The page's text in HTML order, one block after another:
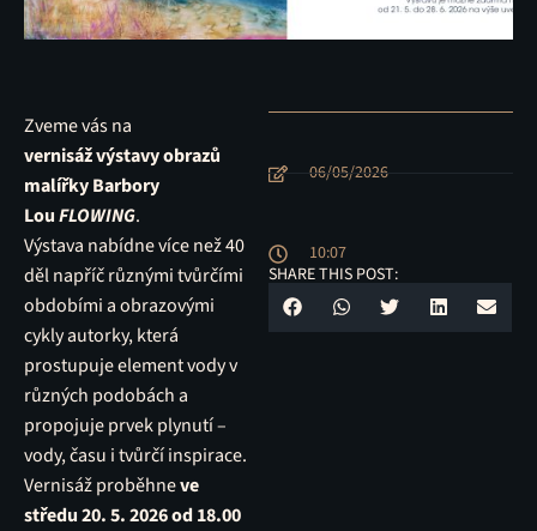
06/05/2026
10:07
SHARE THIS POST:
Zveme vás na
vernisáž výstavy obrazů
malířky Barbory
LouFLOWING.
Výstava nabídne více než 40
děl napříč různými tvůrčími
obdobími a obrazovými
cykly autorky, která
prostupuje element vody v
různých podobách a
propojuje prvek plynutí –
vody, času i tvůrčí inspirace.
Vernisáž proběhneve
středu 20. 5. 2026 od 18.00